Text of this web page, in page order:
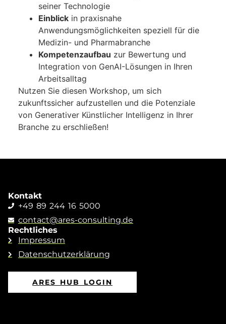
seiner Technologie
Einblick in praxisnahe
Anwendungsmöglichkeiten speziell für die
Medizin- und Pharmabranche
Kompetenzaufbau zur Bewertung und
Integration von GenAI-Lösungen in Ihren
Arbeitsalltag
Nutzen Sie diesen Workshop, um sich
zukunftssicher aufzustellen und die Potenziale
von Generativer Künstlicher Intelligenz in Ihrer
Branche zu erschließen!
Kontakt
+49 89 244 16 5000
contact@ares-consulting.de
Rechtliches
Impressum
Datenschutzerklärung
ARES HUB LOGIN